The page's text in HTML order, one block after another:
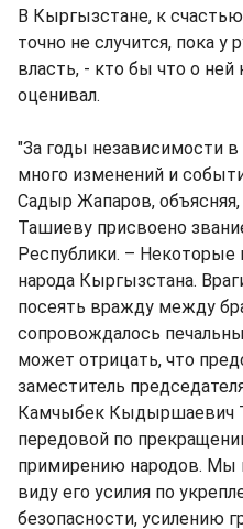
В Кыргызстане, к
точно не случится, пока у
власть, - кто бы что о ней
оценивал.
"За годы независимости
много изменений и
Садыр Жапаров, объясняя,
Ташиеву присвоено
Республики. – Некоторые
народа Кыргызстана.
посеять вражду между
сопровождалось
может отрицать, что
заместитель
Камчыбек Кыдыршаевич
передовой по
примирению народов. Мы
виду его усилия по
безопасности, усилению